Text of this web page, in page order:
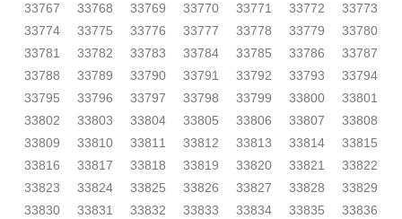
33767
33768 33769 33770 33771 33772
33773
33774
33775 33776 33777 33778 33779
33780
33781
33782 33783 33784 33785 33786
33787
33788
33789 33790 33791 33792 33793
33794
33795
33796 33797 33798 33799 33800
33801
33802
33803 33804 33805 33806 33807
33808
33809
33810 33811 33812 33813 33814
33815
33816
33817 33818 33819 33820 33821
33822
33823
33824 33825 33826 33827 33828
33829
33830
33831 33832 33833 33834 33835
33836